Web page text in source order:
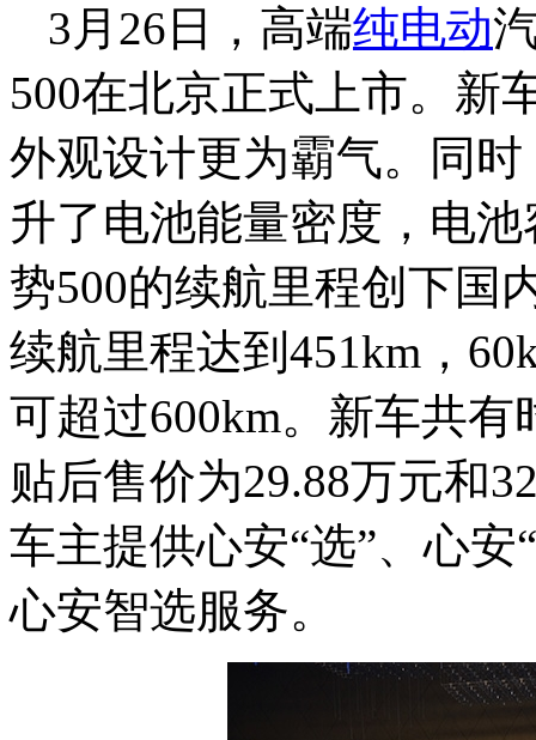
3月26日，高端纯电动
500在北京正式上市。新
外观设计更为霸气。同
升了电池能量密度，电
势500的续航里程创下国
续航里程达到451km，
可超过600km。新车共
贴后售价为29.88万元和
车主提供心安“选”、心安
心安智选服务。